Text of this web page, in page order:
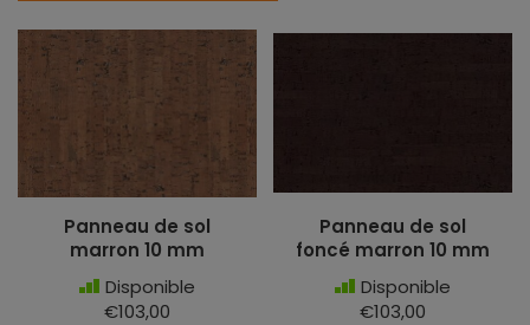
Panneau de sol
marron 10 mm
Disponible
€103,00
Panneau de sol
foncé marron 10 mm
Disponible
€103,00